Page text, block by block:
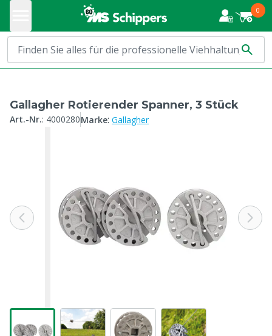
0
Gallagher Rotierender Spanner, 3 Stück
Art.-Nr.: 4000280Marke: Gallagher